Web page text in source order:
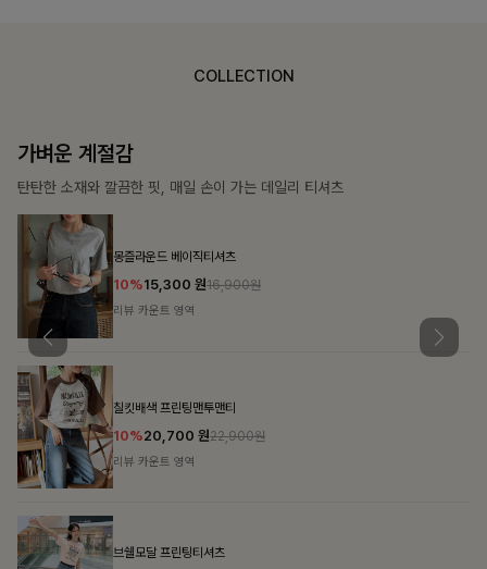
COLLECTION
가장 쉬운 코디
특별한 날부터 일상까지 함께하는 룩